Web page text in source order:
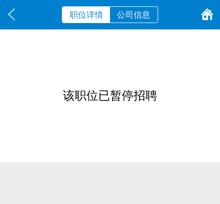
职位详情 公司信息
该职位已暂停招聘